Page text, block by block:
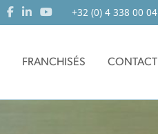
+32 (0) 4 338 00 04
FRANCHISÉS CONTACT